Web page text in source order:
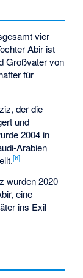
vier
Abir ist
Großvater von
für
der die
und
2004 in
Arabien
[6]
wurden 2020
eine
ins Exil